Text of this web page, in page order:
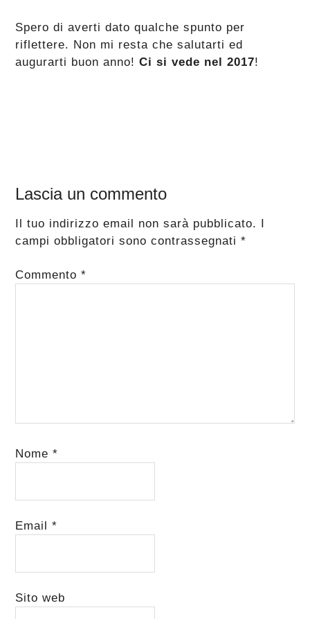
Spero di averti dato qualche spunto per
riflettere. Non mi resta che salutarti ed
augurarti buon anno!Ci si vede nel 2017!
Interazioni
del
lettore
Lascia un commento
Il tuo indirizzo email non sarà pubblicato.
campi obbligatori sono contrassegnati*
Commento*
Nome*
Email*
Sito web